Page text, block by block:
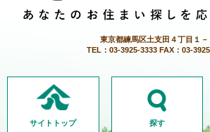
東京都練馬区土支田４丁目１－
TEL：03-3925-3333 FAX：03-
サイトトップ 探す